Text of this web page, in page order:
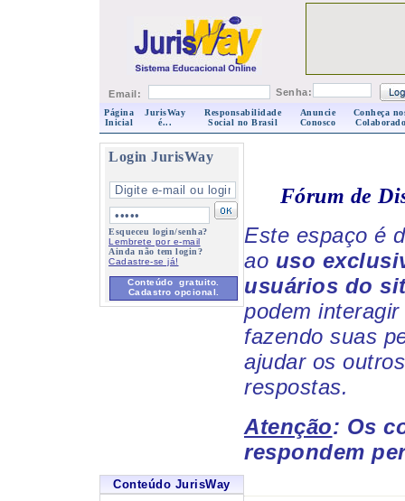
Email: Senha:
Página
Inicial
JurisWay
é...
Responsabilidade
Social no Brasil
Anuncie
Conosco
Conheça
Login JurisWay
Esqueceu login/senha?
Lembrete por e-mail
Ainda não tem login?
Cadastre-se já!
Conteúdo gratuito.
Cadastro opcional.
Conteúdo JurisWay
Fórum de
Este espaço é
ao uso
usuários do
podem
fazendo suas
ajudar os
respostas.
Atenção: Os
respondem